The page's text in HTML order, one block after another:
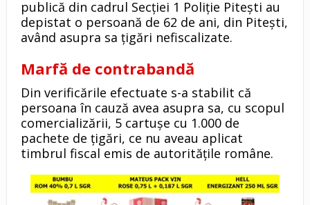
publică din cadrul Secției 1 Poliție Pitești au
depistat o persoană de 62 de ani, din Pitești,
având asupra sa țigări nefiscalizate.
Marfă de contrabandă
Din verificările efectuate s-a stabilit că
persoana în cauză avea asupra sa, cu scopul
comercializării, 5 cartușe cu 1.000 de
pachete de țigări, ce nu aveau aplicat
timbrul fiscal emis de autoritățile române.